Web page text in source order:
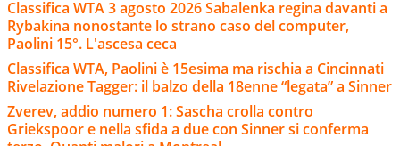
Classifica WTA 3 agosto 2026 Sabalenka regina davanti a
Rybakina nonostante lo strano caso del computer,
Paolini 15°. L'ascesa ceca
Classifica WTA, Paolini è 15esima ma rischia a Cincinnati
Rivelazione Tagger: il balzo della 18enne “legata” a Sinner
Zverev, addio numero 1: Sascha crolla contro
Griekspoor e nella sfida a due con Sinner si conferma